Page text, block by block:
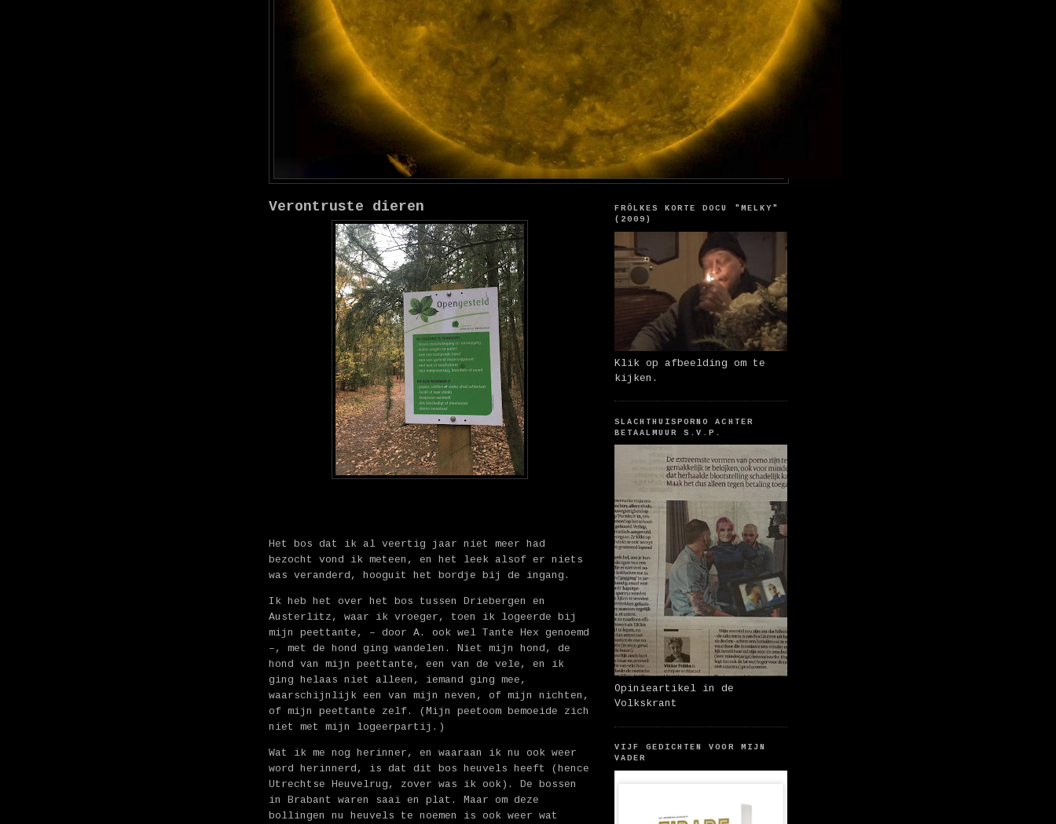
Verontruste dieren
Het bos dat ik al veertig jaar niet meer had
bezocht vond ik meteen, en het leek alsof er niets
was veranderd, hooguit het bordje bij de ingang.
Ik heb het over het bos tussen Driebergen en
Austerlitz, waar ik vroeger, toen ik logeerde bij
mijn peettante, – door A. ook wel Tante Hex genoemd
–, met de hond ging wandelen. Niet mijn hond, de
hond van mijn peettante, een van de vele, en ik
ging helaas niet alleen, iemand ging mee,
waarschijnlijk een van mijn neven, of mijn nichten,
of mijn peettante zelf. (Mijn peetoom bemoeide zich
niet met mijn logeerpartij.)
Wat ik me nog herinner, en waaraan ik nu ook weer
word herinnerd, is dat dit bos heuvels heeft (hence
Utrechtse Heuvelrug, zover was ik ook). De bossen
in Brabant waren saai en plat. Maar om deze
bollingen nu heuvels te noemen is ook weer wat
FRÖLKES KORTE DOCU "MELKY"
(2009)
Klik op afbeelding om te
kijken.
SLACHTHUISPORNO ACHTER
BETAALMUUR S.V.P.
Opinieartikel in de
Volkskrant
VIJF GEDICHTEN VOOR MIJN
VADER